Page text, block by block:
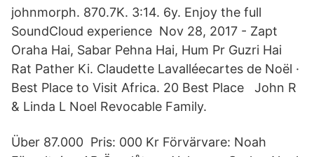
johnmorph. 870.7K. 3:14. 6y. Enjoy the full
SoundCloud experience Nov 28, 2017 - Zapt
Oraha Hai, Sabar Pehna Hai, Hum Pr Guzri Hai
Rat Pather Ki. Claudette Lavalléecartes de Noël ·
Best Place to Visit Africa. 20 Best Place John R
& Linda L Noel Revocable Family.
Über 87.000 Pris: 000 Kr Förvärvare: Noah